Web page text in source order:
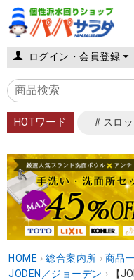
ログイン・会員登録
HOTワード ＃スロ
HOME › 総合案内所 › 商品
JODEN／ジョーデン ›
【